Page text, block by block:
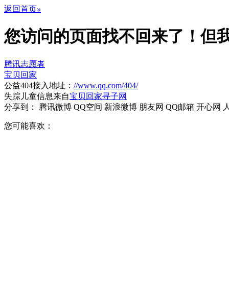
返回首页»
您访问的页面找不回来了！但
腾讯志愿者
宝贝回家
公益404接入地址： //www.qq.com/404/
失踪儿童信息来自宝贝回家寻子网
分享到：
腾讯微博 QQ空间 新浪微博 朋友网 QQ邮箱 开心网
您可能喜欢：